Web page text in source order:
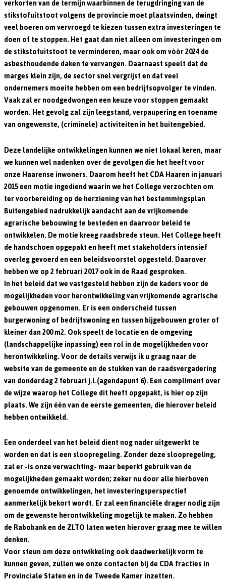
verkorten van de termijn waarbinnen de terugdringing van de
stikstofuitstoot volgens de provincie moet plaatsvinden, dwingt
veel boeren om vervroegd te kiezen tussen extra investeringen te
doen of te stoppen. Het gaat dan niet alleen om investeringen om
de stikstofuitstoot te verminderen, maar ook om vòòr 2024 de
asbesthoudende daken te vervangen. Daarnaast speelt dat de
marges klein zijn, de sector snel vergrijst en dat veel
ondernemers moeite hebben om een bedrijfsopvolger te vinden.
Vaak zal er noodgedwongen een keuze voor stoppen gemaakt
worden. Het gevolg zal zijn leegstand, verpaupering en toename
van ongewenste, (criminele) activiteiten in het buitengebied.
Deze landelijke ontwikkelingen kunnen we niet lokaal keren, maar
we kunnen wel nadenken over de gevolgen die het heeft voor
onze Haarense inwoners. Daarom heeft het CDA Haaren in januari
2015 een motie ingediend waarin we het College verzochten om
ter voorbereiding op de herziening van het bestemmingsplan
Buitengebied nadrukkelijk aandacht aan de vrijkomende
agrarische bebouwing te besteden en daarvoor beleid te
ontwikkelen. De motie kreeg raadsbrede steun. Het College heeft
de handschoen opgepakt en heeft met stakeholders intensief
overleg gevoerd en een beleidsvoorstel opgesteld. Daarover
hebben we op 2 februari 2017 ook in de Raad gesproken.
In het beleid dat we vastgesteld hebben zijn de kaders voor de
mogelijkheden voor herontwikkeling van vrijkomende agrarische
gebouwen opgenomen. Er is een onderscheid tussen
burgerwoning of bedrijfswoning en tussen bijgebouwen groter of
kleiner dan 200 m2. Ook speelt de locatie en de omgeving
(landschappelijke inpassing) een rol in de mogelijkheden voor
herontwikkeling. Voor de details verwijs ik u graag naar de
website van de gemeente en de stukken van de raadsvergadering
van donderdag 2 februari j.l.(agendapunt 6). Een compliment over
de wijze waarop het College dit heeft opgepakt, is hier op zijn
plaats. We zijn één van de eerste gemeenten, die hierover beleid
hebben ontwikkeld.
Een onderdeel van het beleid dient nog nader uitgewerkt te
worden en dat is een sloopregeling. Zonder deze sloopregeling,
zal er -is onze verwachting- maar beperkt gebruik van de
mogelijkheden gemaakt worden; zeker nu door alle hierboven
genoemde ontwikkelingen, het investeringsperspectief
aanmerkelijk bekort wordt. Er zal een financiële drager nodig zijn
om de gewenste herontwikkeling mogelijk te maken. Zo hebben
de Rabobank en de ZLTO laten weten hierover graag mee te willen
denken.
Voor steun om deze ontwikkeling ook daadwerkelijk vorm te
kunnen geven, zullen we onze contacten bij de CDA fracties in
Provinciale Staten en in de Tweede Kamer inzetten.